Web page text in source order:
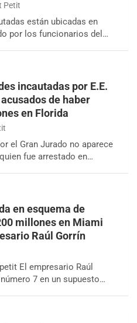
Petit
están ubicadas en
por los funcionarios del…
incautadas por E.E.
de haber
en Florida
el Gran Jurado no aparece
fue arrestado en…
en esquema de
millones en Miami
Raúl Gorrín
El empresario Raúl
7 en un supuesto…